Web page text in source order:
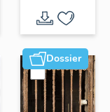
Dossier